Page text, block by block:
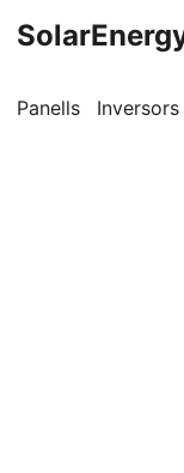
Panells Inversors